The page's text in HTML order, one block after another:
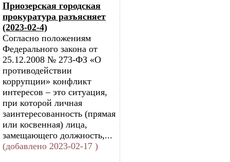
Приозерская городская
прокуратура разъясняет
(2023-02-4)
Согласно положениям
Федерального закона от
25.12.2008 № 273-ФЗ «О
противодействии
коррупции» конфликт
интересов – это ситуация,
при которой личная
заинтересованность (прямая
или косвенная) лица,
замещающего должность,...
(добавлено 2023-02-17 )